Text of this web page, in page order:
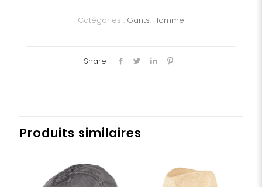
Catégories : Gants, Homme
Share
Produits similaires